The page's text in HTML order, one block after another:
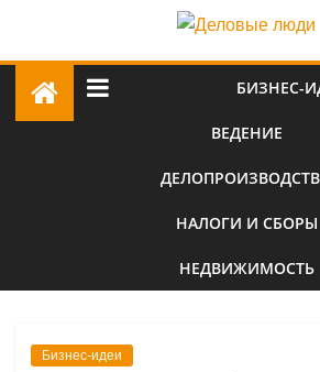
БИЗНЕС-
ВЕДЕНИЕ
НАЛОГИ И СБОРЫ
НЕДВИЖИМОСТЬ
Бизнес-идеи